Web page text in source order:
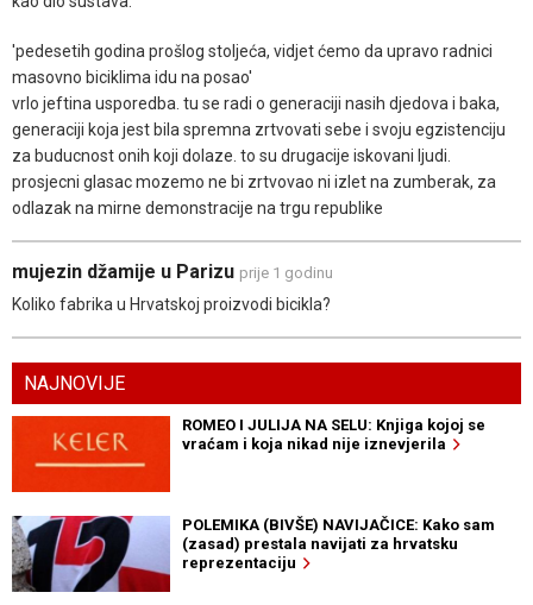
'pedesetih godina prošlog stoljeća, vidjet ćemo da upravo radnici
masovno biciklima idu na posao'
vrlo jeftina usporedba. tu se radi o generaciji nasih djedova i baka,
generaciji koja jest bila spremna zrtvovati sebe i svoju egzistenciju
za buducnost onih koji dolaze. to su drugacije iskovani ljudi.
prosjecni glasac mozemo ne bi zrtvovao ni izlet na zumberak, za
odlazak na mirne demonstracije na trgu republike
mujezin džamije u Parizu prije 1 godinu
Koliko fabrika u Hrvatskoj proizvodi bicikla?
NAJNOVIJE
ROMEO I JULIJA NA SELU: Knjiga kojoj se
vraćam i koja nikad nije iznevjerila
POLEMIKA (BIVŠE) NAVIJAČICE: Kako sam
(zasad) prestala navijati za hrvatsku
reprezentaciju